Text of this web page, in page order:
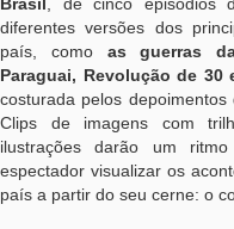
diferentes versões dos
país, como as guerras
Paraguai, Revolução de 30
costurada pelos
Clips de imagens com
ilustrações darão um
espectador visualizar os
país a partir do seu cerne: o